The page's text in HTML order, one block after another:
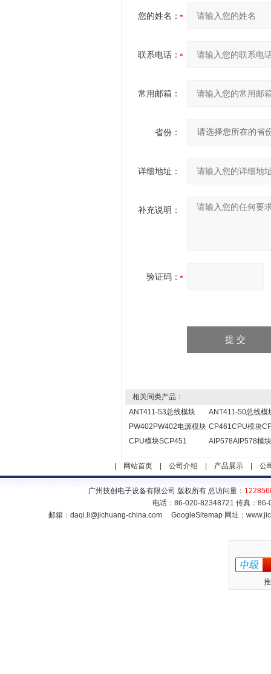
您的姓名：
联系电话：
常用邮箱：
省份：
详细地址：
补充说明：
验证码：
相关同类产品：
ANT411-53总线模块
ANT411-50总线模
PW402PW402电源模块 CP461CPU模块
CPU模块SCP451
AIP578AIP578模块
网站首页| 公司介绍 产品展示| 公
广州技创电子设备有限公司 版权所有 总访问量：
电话：86-020-82348721 传真：
邮箱： daqi.li@jichuang-china.com GoogleSitemap 网址：